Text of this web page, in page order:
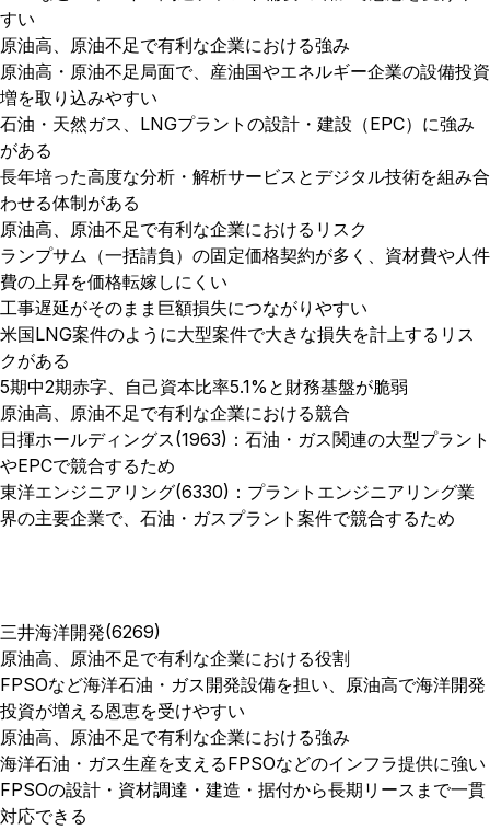
すい
原油高、原油不足で有利な企業における強み
原油高・原油不足局面で、産油国やエネルギー企業の設備投資
増を取り込みやすい
石油・天然ガス、LNGプラントの設計・建設（EPC）に強み
がある
長年培った高度な分析・解析サービスとデジタル技術を組み合
わせる体制がある
原油高、原油不足で有利な企業におけるリスク
ランプサム（一括請負）の固定価格契約が多く、資材費や人件
費の上昇を価格転嫁しにくい
工事遅延がそのまま巨額損失につながりやすい
米国LNG案件のように大型案件で大きな損失を計上するリス
クがある
5期中2期赤字、自己資本比率5.1%と財務基盤が脆弱
原油高、原油不足で有利な企業における競合
日揮ホールディングス(1963)：石油・ガス関連の大型プラント
やEPCで競合するため
東洋エンジニアリング(6330)：プラントエンジニアリング業
界の主要企業で、石油・ガスプラント案件で競合するため
三井海洋開発(6269)
原油高、原油不足で有利な企業における役割
FPSOなど海洋石油・ガス開発設備を担い、原油高で海洋開発
投資が増える恩恵を受けやすい
原油高、原油不足で有利な企業における強み
海洋石油・ガス生産を支えるFPSOなどのインフラ提供に強い
FPSOの設計・資材調達・建造・据付から長期リースまで一貫
対応できる